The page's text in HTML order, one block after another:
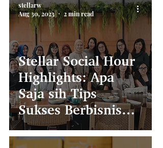
Stellar Social Hour
Highlights: Apa
Saja sih Tips
Sukses Berbisnis
bareng Pasangan?
stellarw
Aug 30, 2023
2 min read